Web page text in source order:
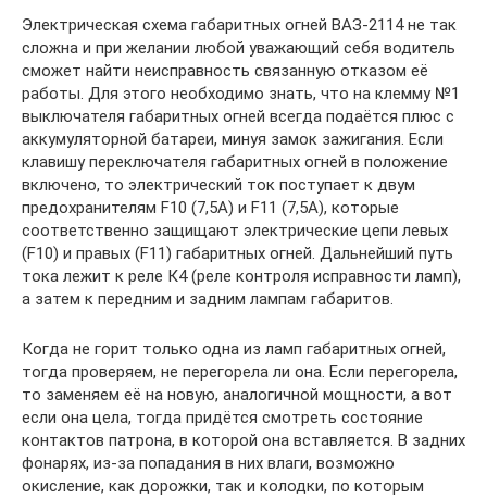
Электрическая схема габаритных огней ВАЗ-2114 не так
сложна и при желании любой уважающий себя водитель
сможет найти неисправность связанную отказом её
работы. Для этого необходимо знать, что на клемму №1
выключателя габаритных огней всегда подаётся плюс с
аккумуляторной батареи, минуя замок зажигания. Если
клавишу переключателя габаритных огней в положение
включено, то электрический ток поступает к двум
предохранителям F10 (7,5А) и F11 (7,5А), которые
соответственно защищают электрические цепи левых
(F10) и правых (F11) габаритных огней. Дальнейший путь
тока лежит к реле К4 (реле контроля исправности ламп),
а затем к передним и задним лампам габаритов.
Когда не горит только одна из ламп габаритных огней,
тогда проверяем, не перегорела ли она. Если перегорела,
то заменяем её на новую, аналогичной мощности, а вот
если она цела, тогда придётся смотреть состояние
контактов патрона, в которой она вставляется. В задних
фонарях, из-за попадания в них влаги, возможно
окисление, как дорожки, так и колодки, по которым